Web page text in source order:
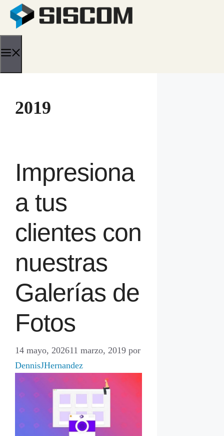
Saltar
contenido
2019
Impresiona
a tus
clientes con
nuestras
Galerías de
Fotos
14 mayo, 202611 marzo, 2019 por
DennisJHernandez